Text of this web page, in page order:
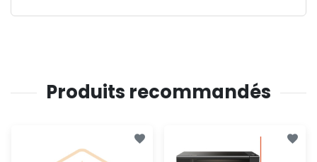
Produits recommandés